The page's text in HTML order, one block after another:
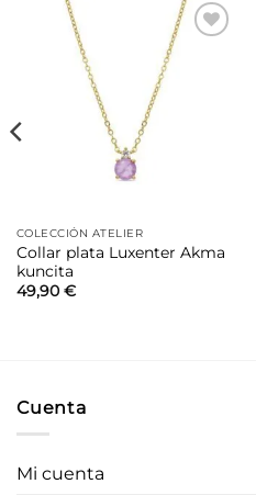
COLECCIÓN ATELIER
Collar plata Luxenter Akma
kuncita
49,90 €
Cuenta
Mi cuenta